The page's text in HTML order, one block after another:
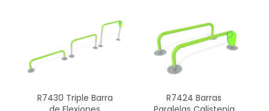
R7430 Triple Barra
R7424 Barras